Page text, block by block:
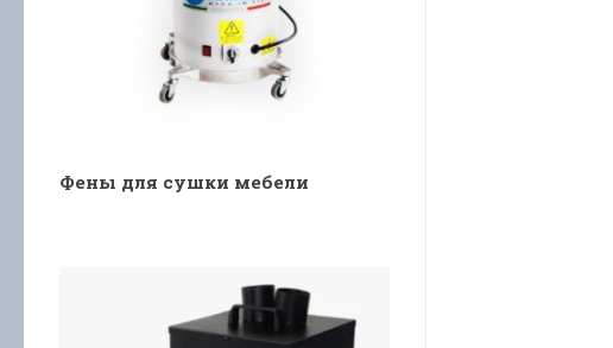
Фены для сушки мебели